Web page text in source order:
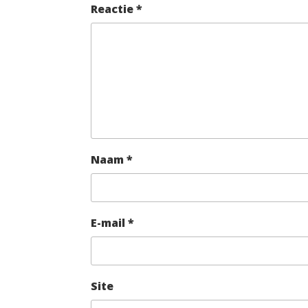
Reactie*
Naam *
E-mail *
Site